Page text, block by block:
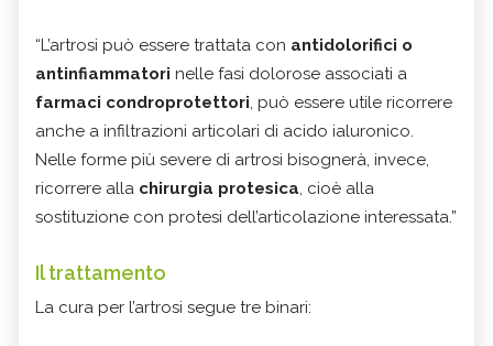
“L’artrosi può essere trattata con antidolorifici o
antinfiammatori nelle fasi dolorose associati a
farmaci condroprotettori, può essere utile ricorrere
anche a infiltrazioni articolari di acido ialuronico.
Nelle forme più severe di artrosi bisognerà, invece,
ricorrere alla chirurgia protesica, cioè alla
sostituzione con protesi dell’articolazione interessata.”
Il trattamento
La cura per l’artrosi segue tre binari: